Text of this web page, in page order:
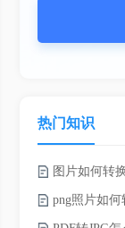
热门知识